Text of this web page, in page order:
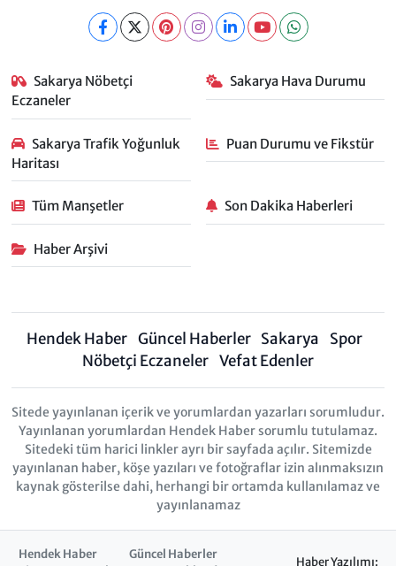
Sakarya Nöbetçi
Eczaneler
Sakarya Hava Durumu
Sakarya Trafik Yoğunluk
Haritası
Puan Durumu ve Fikstür
Tüm Manşetler Son Dakika Haberleri
Haber Arşivi
Hendek Haber Güncel Haberler Sakarya
Spor
Nöbetçi Eczaneler Vefat Edenler
Sitede yayınlanan içerik ve yorumlardan yazarları sorumludur.
Yayınlanan yorumlardan Hendek Haber sorumlu tutulamaz.
Sitedeki tüm harici linkler ayrı bir sayfada açılır. Sitemizde
yayınlanan haber, köşe yazıları ve fotoğraflar izin alınmaksızın
kaynak gösterilse dahi, herhangi bir ortamda kullanılamaz ve
yayınlanamaz
Hendek Haber
Güncel Haberler
Haber Yazılımı: